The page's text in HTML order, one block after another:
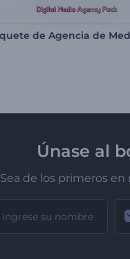
Únase al
Sea de los primeros